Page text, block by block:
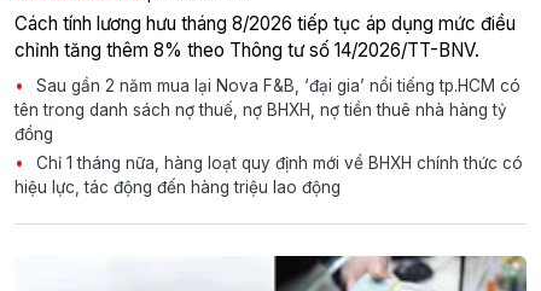
Cách tính lương hưu tháng 8/2026 tiếp tục áp dụng mức điều
chỉnh tăng thêm 8% theo Thông tư số 14/2026/TT-BNV.
Sau gần 2 năm mua lại Nova F&B, ‘đại gia’ nổi tiếng tp.HCM có
tên trong danh sách nợ thuế, nợ BHXH, nợ tiền thuê nhà hàng tỷ
đồng
Chỉ 1 tháng nữa, hàng loạt quy định mới về BHXH chính thức có
hiệu lực, tác động đến hàng triệu lao động